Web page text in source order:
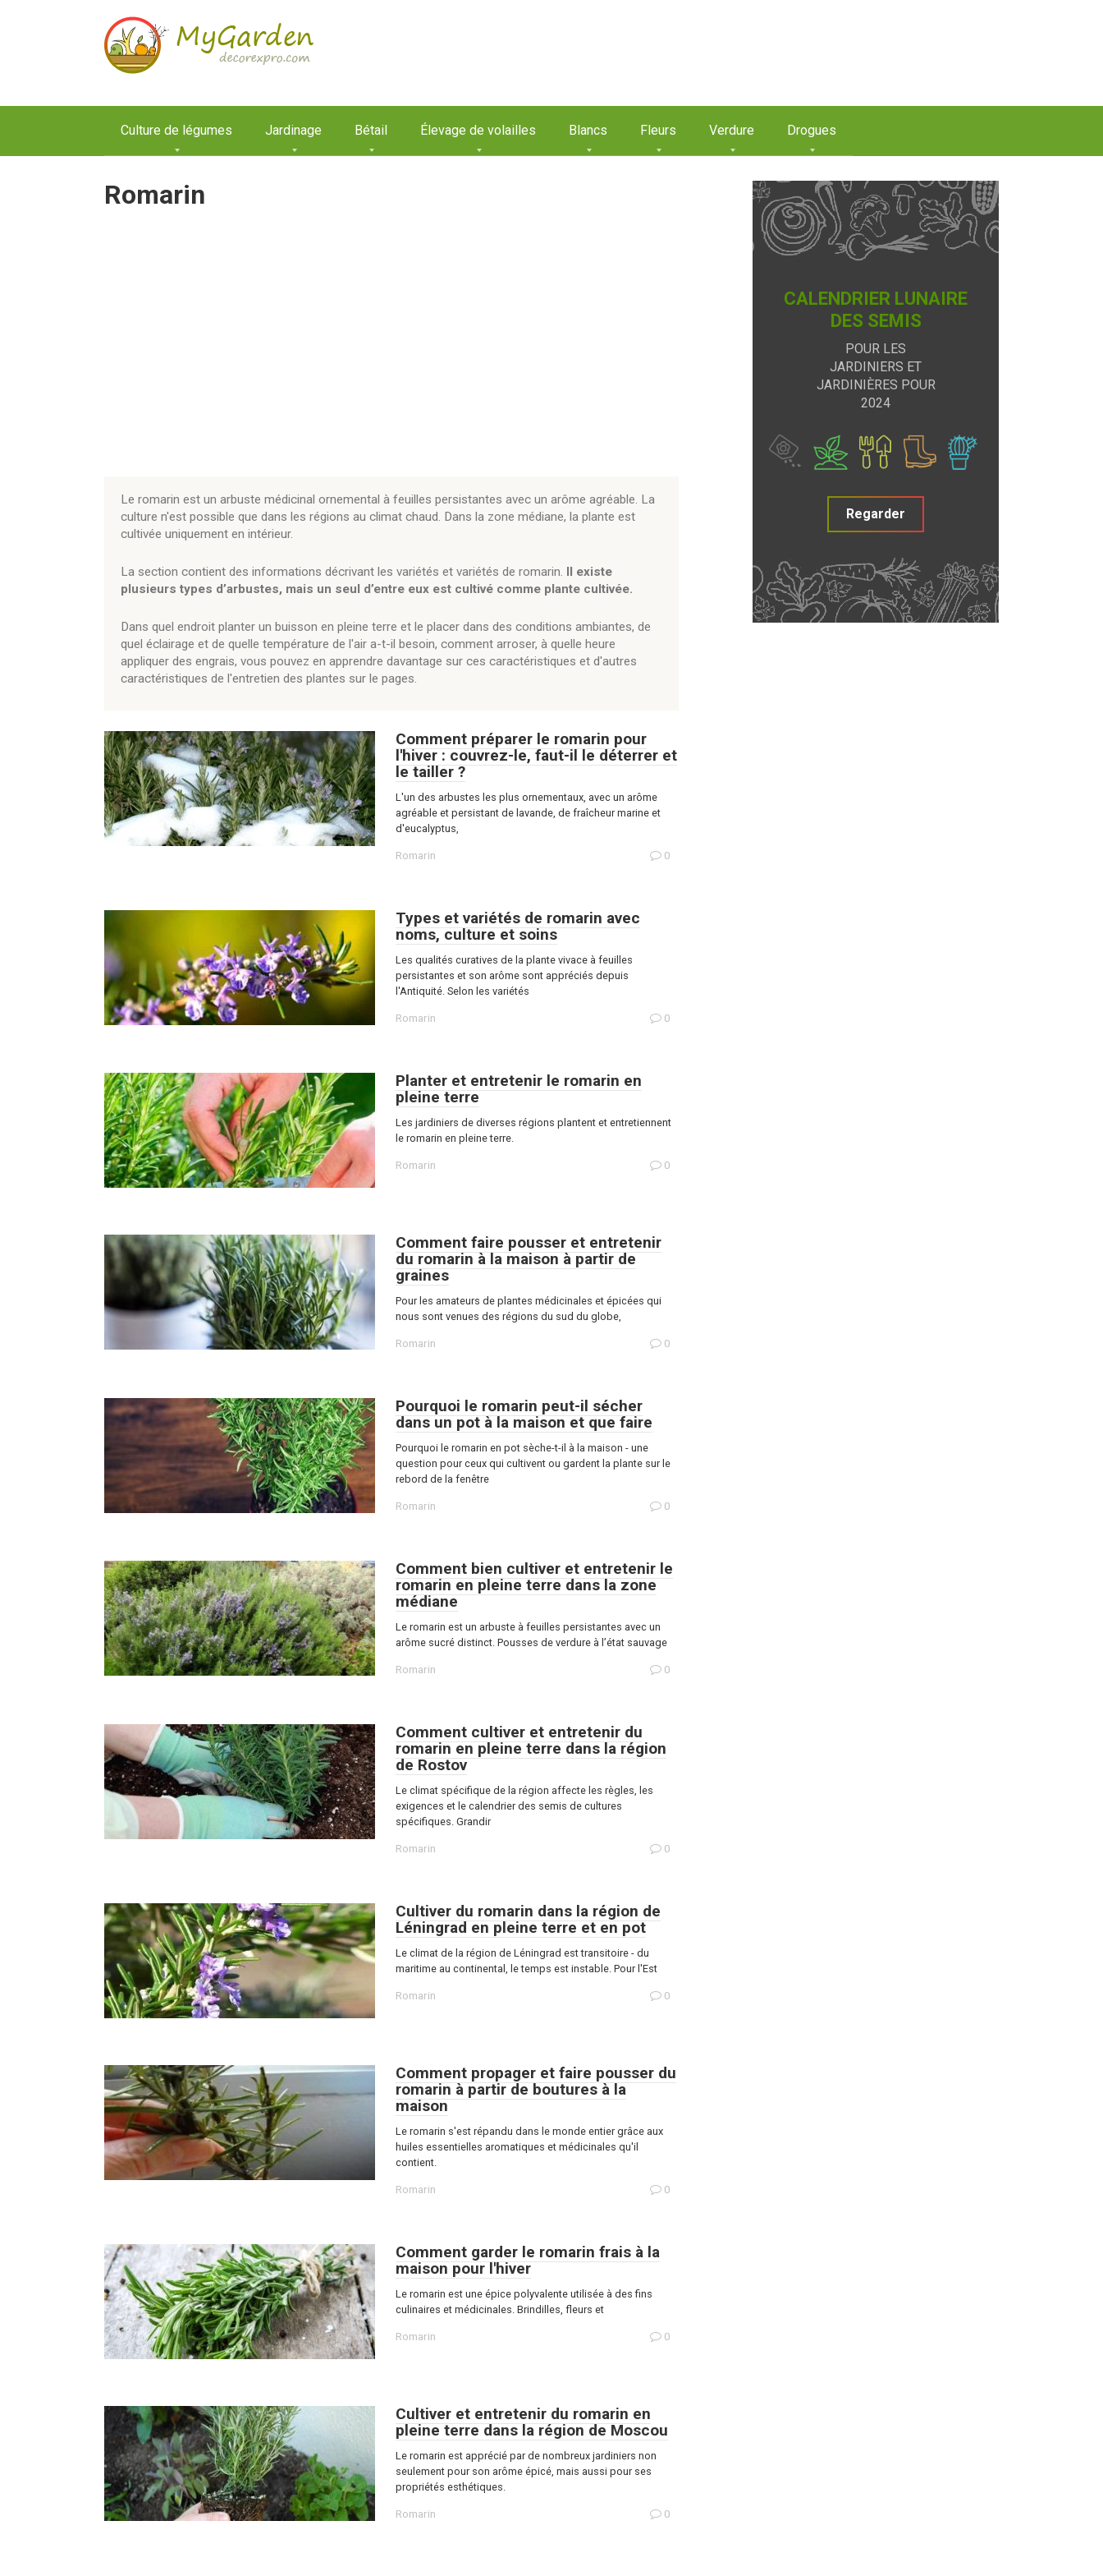
Culture de légumes Jardinage Bétail Élevage de volailles Blancs Fleurs Verdure Drogues
Romarin
Le romarin est un arbuste médicinal ornemental à feuilles persistantes avec un arôme agréable. La
culture n'est possible que dans les régions au climat chaud. Dans la zone médiane, la plante est
cultivée uniquement en intérieur.
La section contient des informations décrivant les variétés et variétés de romarin. Il existe
plusieurs types d’arbustes, mais un seul d’entre eux est cultivé comme plante cultivée.
Dans quel endroit planter un buisson en pleine terre et le placer dans des conditions ambiantes, de
quel éclairage et de quelle température de l'air a-t-il besoin, comment arroser, à quelle heure
appliquer des engrais, vous pouvez en apprendre davantage sur ces caractéristiques et d'autres
caractéristiques de l'entretien des plantes sur le pages.
Comment préparer le romarin pour
l'hiver : couvrez-le, faut-il le déterrer et
le tailler ?
L'un des arbustes les plus ornementaux, avec un arôme
agréable et persistant de lavande, de fraîcheur marine et
d'eucalyptus,
Romarin 0
Types et variétés de romarin avec
noms, culture et soins
Les qualités curatives de la plante vivace à feuilles
persistantes et son arôme sont appréciés depuis
l'Antiquité. Selon les variétés
Romarin 0
Planter et entretenir le romarin en
pleine terre
Les jardiniers de diverses régions plantent et entretiennent
le romarin en pleine terre.
Romarin 0
Comment faire pousser et entretenir
du romarin à la maison à partir de
graines
Pour les amateurs de plantes médicinales et épicées qui
nous sont venues des régions du sud du globe,
Romarin 0
Pourquoi le romarin peut-il sécher
dans un pot à la maison et que faire
Pourquoi le romarin en pot sèche-t-il à la maison - une
question pour ceux qui cultivent ou gardent la plante sur le
rebord de la fenêtre
Romarin 0
Comment bien cultiver et entretenir le
romarin en pleine terre dans la zone
médiane
Le romarin est un arbuste à feuilles persistantes avec un
arôme sucré distinct. Pousses de verdure à l’état sauvage
Romarin 0
Comment cultiver et entretenir du
romarin en pleine terre dans la région
de Rostov
Le climat spécifique de la région affecte les règles, les
exigences et le calendrier des semis de cultures
spécifiques. Grandir
Romarin 0
Cultiver du romarin dans la région de
Léningrad en pleine terre et en pot
Le climat de la région de Léningrad est transitoire - du
maritime au continental, le temps est instable. Pour l'Est
Romarin 0
Comment propager et faire pousser du
romarin à partir de boutures à la
maison
Le romarin s'est répandu dans le monde entier grâce aux
huiles essentielles aromatiques et médicinales qu'il
contient.
Romarin 0
Comment garder le romarin frais à la
maison pour l'hiver
Le romarin est une épice polyvalente utilisée à des fins
culinaires et médicinales. Brindilles, fleurs et
Romarin 0
Cultiver et entretenir du romarin en
pleine terre dans la région de Moscou
Le romarin est apprécié par de nombreux jardiniers non
seulement pour son arôme épicé, mais aussi pour ses
propriétés esthétiques.
Romarin 0
CALENDRIER LUNAIRE
DES SEMIS
POUR LES
JARDINIERS ET
JARDINIÈRES POUR
2024
Regarder